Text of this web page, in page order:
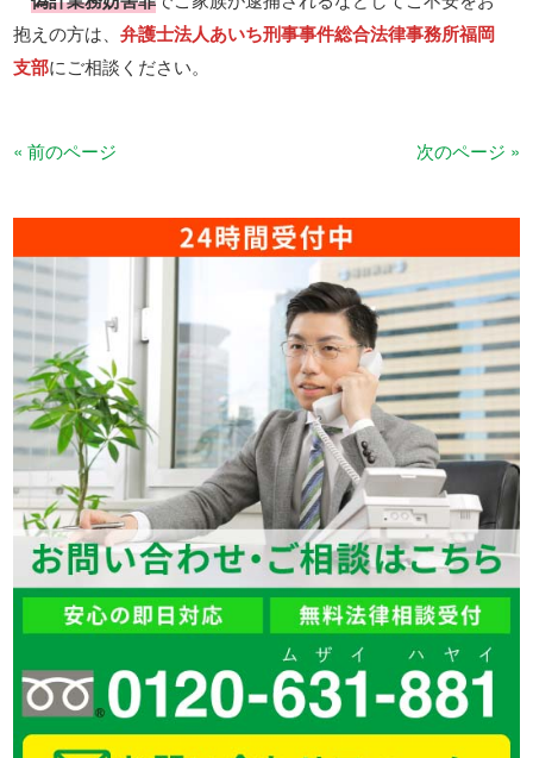
抱えの方は、弁護士法人あいち刑事事件総合法律事務所福岡
支部にご相談ください。
« 前のページ 次のページ »